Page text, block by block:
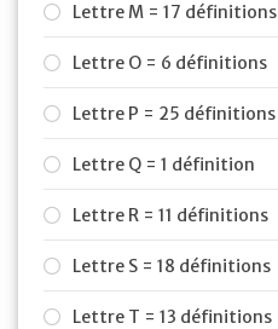
Lettre M = 17 définitions
Lettre O = 6 définitions
Lettre P = 25 définitions
Lettre Q = 1 définition
Lettre R = 11 définitions
Lettre S = 18 définitions
Lettre T = 13 définitions